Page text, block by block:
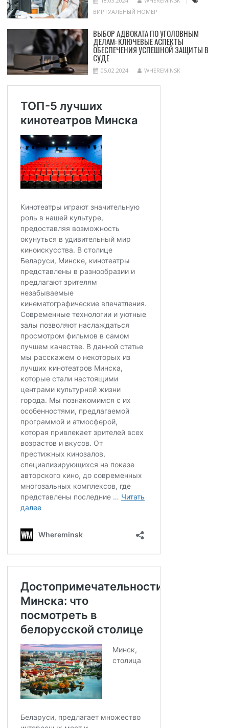
ВИРТУАЛЬНЫЙ НОМЕР
ВЫБОР АДВОКАТА ПО УГОЛОВНЫМ
ДЕЛАМ: КЛЮЧЕВЫЕ АСПЕКТЫ
ОБЕСПЕЧЕНИЯ УСПЕШНОЙ ЗАЩИТЫ В
СУДЕ
05.02.2024 WHEREMINSK